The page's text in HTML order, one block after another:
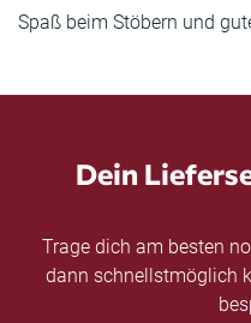
Spaß beim Stöbern und
Dein
Trage dich am besten
dann schnellstmöglich